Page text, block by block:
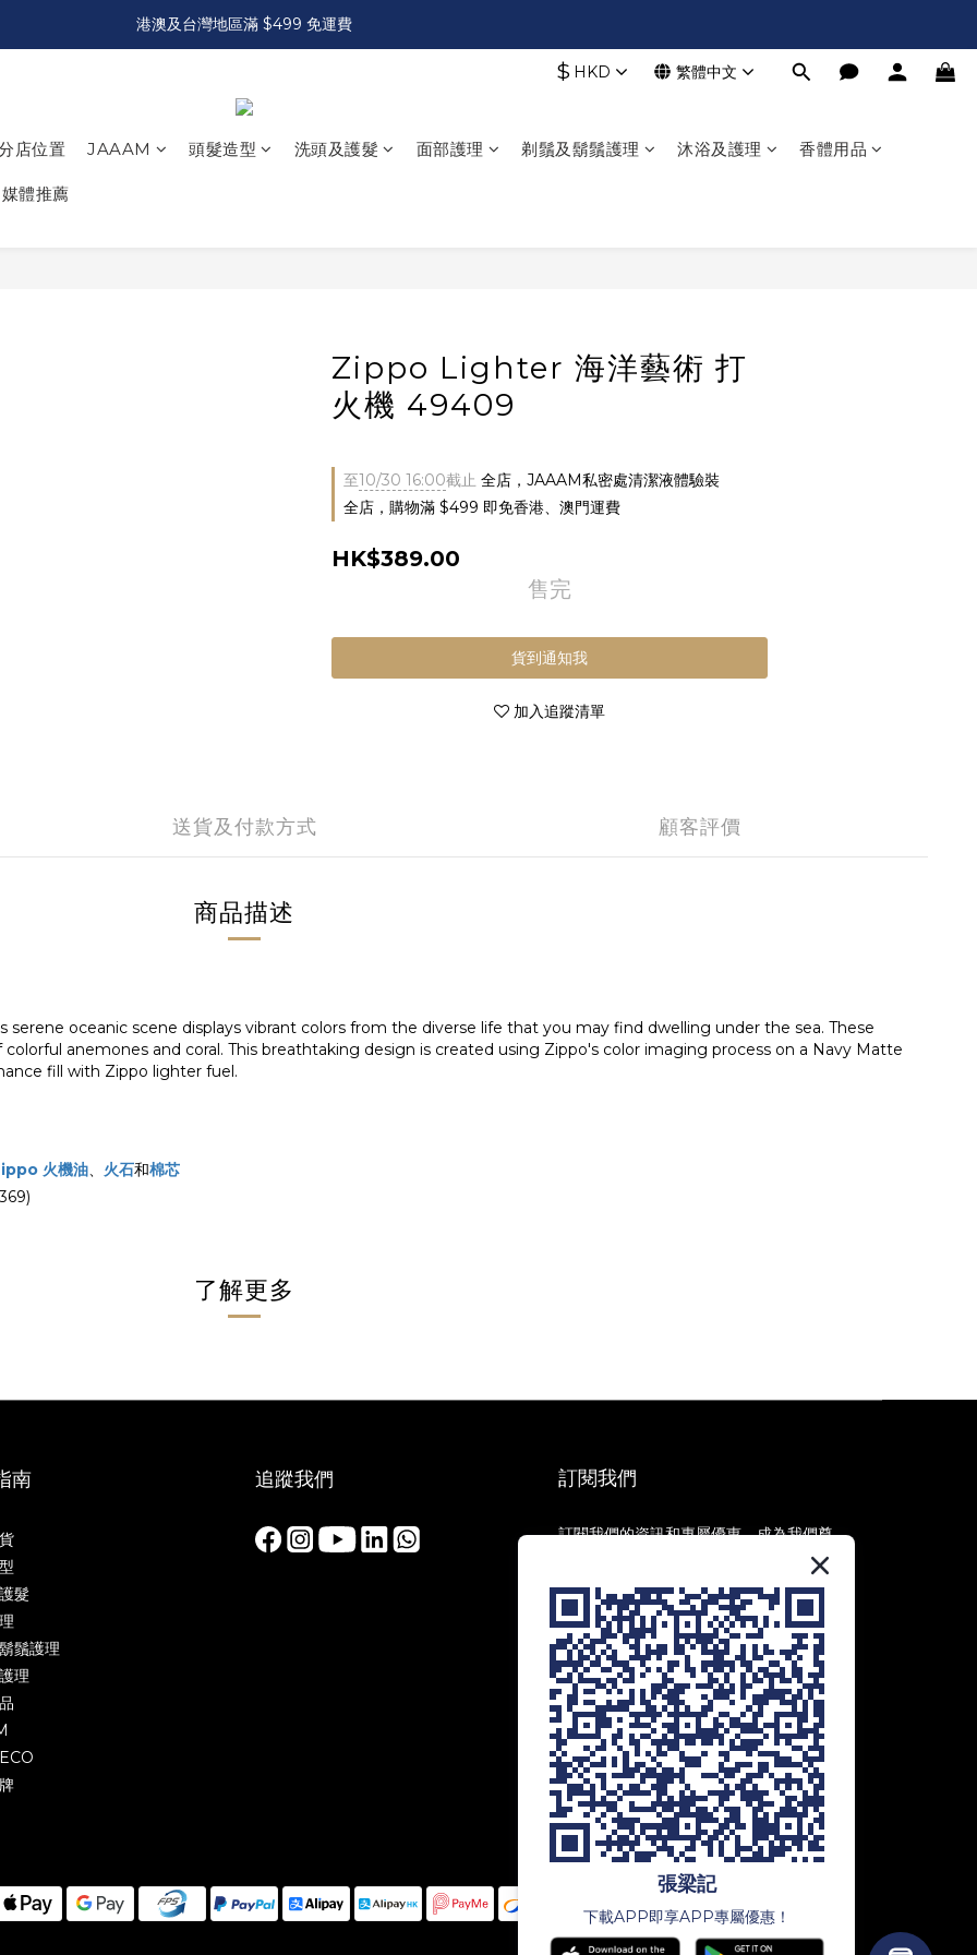
港澳及台灣地區滿 $499 免運費
$ HKD 繁體中文
店位置 JAAAM 頭髮造型 洗頭及護髮 面部護理 剃鬚及鬍鬚護理 沐浴及護理 香體用品
媒體推薦
Zippo Lighter 海洋藝術 打
火機 49409
至10/30 16:00截止 全店，JAAAM私密處清潔液體驗裝
全店，購物滿 $499 即免香港、澳門運費
HK$389.00
售完
貨到通知我
加入追蹤清單
送貨及付款方式 顧客評價
商品描述
oceanic scene displays vibrant colors from the diverse life that you may find dwelling under the sea. These
anemones and coral. This breathtaking design is created using Zippo's color imaging process on a Navy Matte
fill with Zippo lighter fuel.
火機油、 火石和棉芯
了解更多
南
髮
鬚護理
理
追蹤我們 訂閱我們
訂閱我們的資訊和專屬優惠，成為我們尊
貴會員，享受第一手資訊和獨家優惠！
訂閱
張梁記
下載APP即享APP專屬優惠！